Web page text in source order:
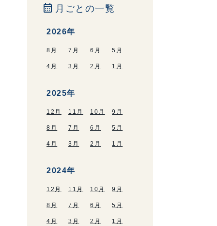
calendar_month 月ごとの一覧
2026年
8月 7月 6月 5月
4月 3月 2月 1月
2025年
12月 11月 10月 9月
8月 7月 6月 5月
4月 3月 2月 1月
2024年
12月 11月 10月 9月
8月 7月 6月 5月
4月 3月 2月 1月